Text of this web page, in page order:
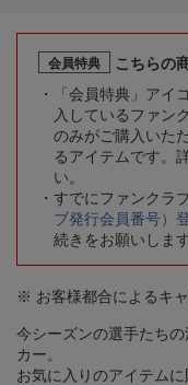
会員特典
こちらの
「会員特典」アイ
入しているファン
のみがご購入いた
るアイテムです。
い。
すでにファンクラ
ブ発行会員番号）
続きをお願いします
※ お客様都合によるキ
今シーズンの選手たち
カー。
お気に入りのアイテム